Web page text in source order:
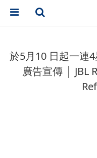
於5月10 日起一連
廣告宣傳 │ JBL